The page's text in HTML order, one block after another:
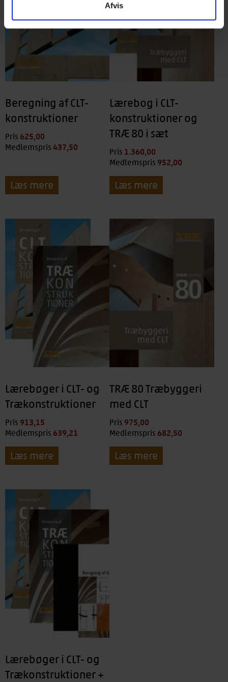
Afvis
Beregning af CLT-
konstruktioner
Pris 625,00
Medlemspris 437,50
Læs mere
Lærebog i CLT-
konstruktioner og
TRÆ 80 i sæt
Pris 1.360,00
Medlemspris 952,00
Læs mere
Lærebøger i CLT- og
Trækonstruktioner
Pris 913,15
Medlemspris 639,21
Læs mere
TRÆ 80 Træbyggeri
med CLT
Pris 975,00
Medlemspris 682,50
Læs mere
Lærebøger i CLT- og
Trækonstruktioner +